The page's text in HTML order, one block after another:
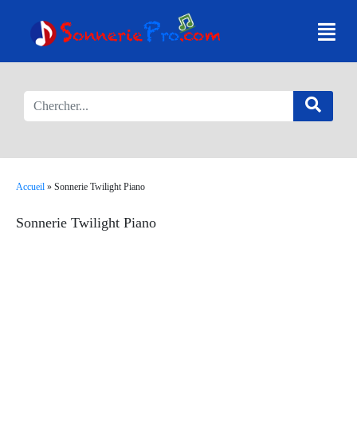
Accueil » Sonnerie Twilight Piano
Sonnerie Twilight Piano